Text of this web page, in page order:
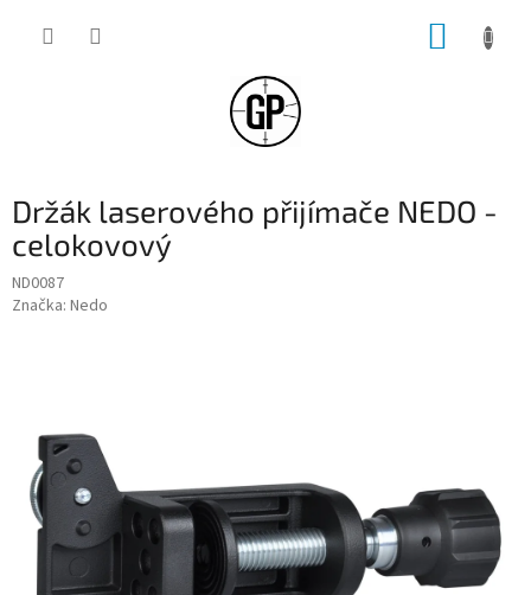
Držák laserového přijímače NEDO -
celokovový
ND0087
Značka: Nedo